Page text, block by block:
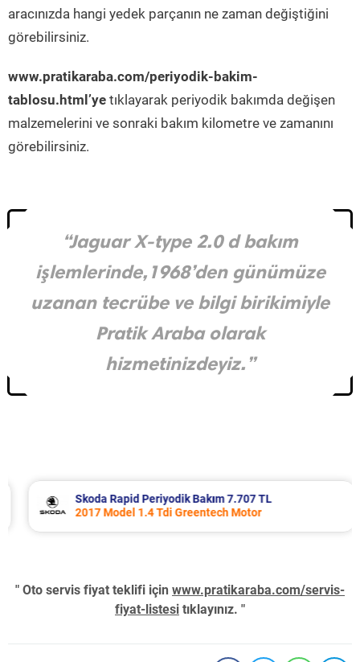
aracınızda hangi yedek parçanın ne zaman değiştiğini
görebilirsiniz.
www.pratikaraba.com/periyodik-bakim-
tablosu.html’ye tıklayarak periyodik bakımda değişen
malzemelerini ve sonraki bakım kilometre ve zamanını
görebilirsiniz.
“Jaguar X-type 2.0 d bakım
işlemlerinde,1968’den günümüze
uzanan tecrübe ve bilgi birikimiyle
Pratik Araba olarak
hizmetinizdeyiz.”
Skoda Rapid Periyodik Bakım 7.707 TL
2017 Model 1.4 Tdi Greentech Motor
" Oto servis fiyat teklifi için www.pratikaraba.com/servis-
fiyat-listesi tıklayınız. "